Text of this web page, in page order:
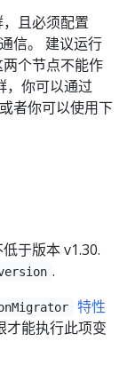
且必须配置
信。 建议运行
个节点不能作
，你可以通过
者你可以使用下
于版本 v1.30.
.
特性
才能执行此项变